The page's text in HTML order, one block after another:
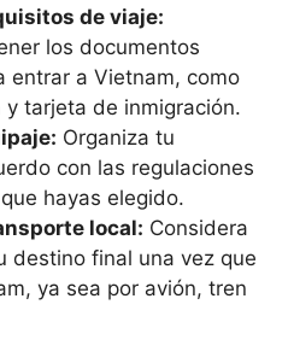
de viaje:
los documentos
entrar a Vietnam, como
y tarjeta de inmigración.
Organiza tu
con las regulaciones
hayas elegido.
local: Considera
destino final una vez que
ya sea por avión, tren